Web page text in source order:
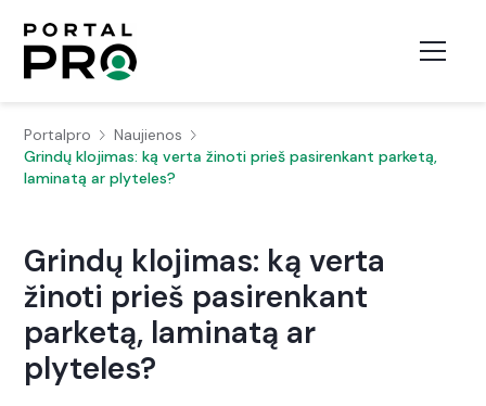
Portalpro
Naujienos
Grindų klojimas: ką verta žinoti prieš pasirenkant parketą,
laminatą ar plyteles?
Grindų klojimas: ką verta
žinoti prieš pasirenkant
parketą, laminatą ar
plyteles?